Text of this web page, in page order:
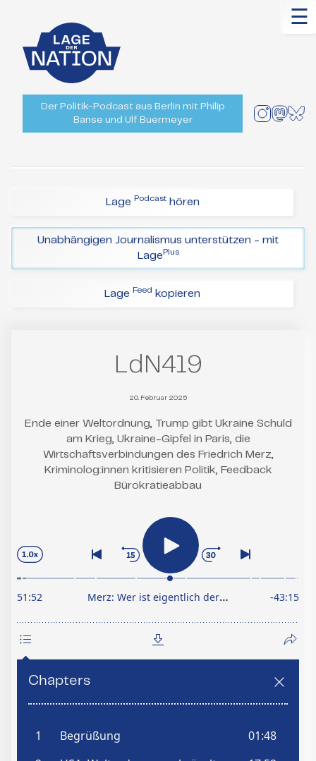
☰
Der Politik-Podcast aus Berlin mit Philip
Banse und Ulf Buermeyer
Lage Podcasthören
Unabhängigen Journalismus unterstützen - mit
Lage Plus
Lage Feed kopieren
LdN419
20. Februar 2025
Ende einer Weltordnung, Trump gibt Ukraine Schuld
am Krieg, Ukraine-Gipfel in Paris, die
Wirtschaftsverbindungen des Friedrich Merz,
Kriminolog:innen kritisieren Politik, Feedback
Bürokratieabbau